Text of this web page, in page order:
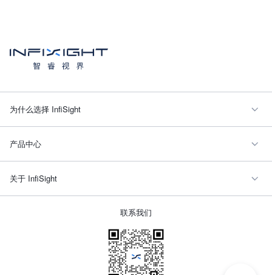
为什么选择 InfiSight
产品中心
关于 InfiSight
联系我们